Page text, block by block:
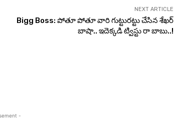
NEXT ARTICLE
Bigg Boss: పోతూ పోతూ వారి గుట్టురట్టు చేసిన శేఖర్
బాషా.. ఇదెక్కడి ట్విస్టు రా బాబు..!
-